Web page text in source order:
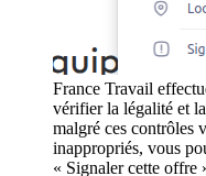
France Travail
vérifier la légalité et
malgré ces contrôles
inappropriés, vous
« Signaler cette offre